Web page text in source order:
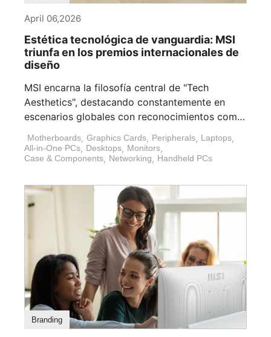
April 06,2026
Estética tecnológica de vanguardia: MSI
triunfa en los premios internacionales de
diseño
MSI encarna la filosofía central de "Tech
Aesthetics", destacando constantemente en
escenarios globales con reconocimientos como
Motherboards, Graphics Cards, Peripherals, Laptops,
All-in-One PCs, Desktops, Monitors,
Case & Components, Networking, Handheld PCs
Branding